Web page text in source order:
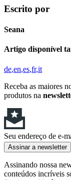
Escrito por
Seana
Artigo disponível
de en es fr it
Receba as maiores
produtos na
Seu endereço de e-
Assinar a newsletter
Assinando nossa
conteúdos incríveis